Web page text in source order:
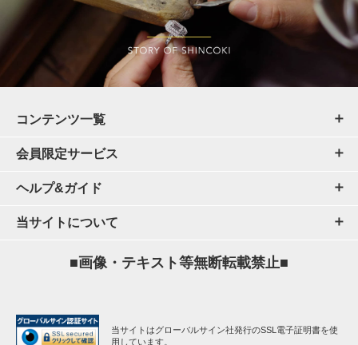
コンテンツ一覧
会員限定サービス
ヘルプ&ガイド
当サイトについて
■画像・テキスト等無断転載禁止■
当サイトはグローバルサイン社発行のSSL電子証明書を使
用しています。